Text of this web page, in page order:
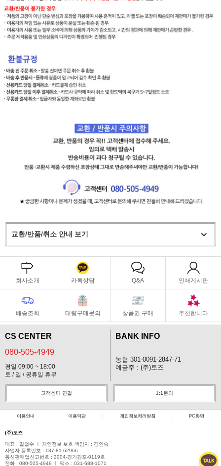
교환/반품/취소 안내 보기
회사소개 카톡상담 Q&A 인쇄게시판
배송조회 대량구매문의 상품권 구매 추천합니다
CS CENTER
080-505-4949
평일 09:00 ~ 18:00
토 / 일 / 공휴일 휴무
BANK INFO
농협 301-0091-2847-71
예금주 : (주)토즈
고객센터 연결 1:1문의
이용안내 이용약관 개인정보처리방침 PC화면
(주)토즈
대표 : 길철수 ㅣ 개인정보 보호 책임자 : 김인숙
사업자 등록번호 : 137-81-62966
통신판매업신고번호 : 2004-경기김포-0119호
전화 : 080-505-4949 ㅣ 팩스 : 031-688-1071